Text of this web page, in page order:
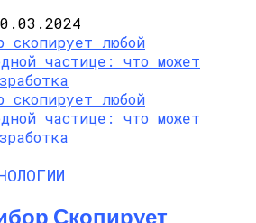
Скопирует